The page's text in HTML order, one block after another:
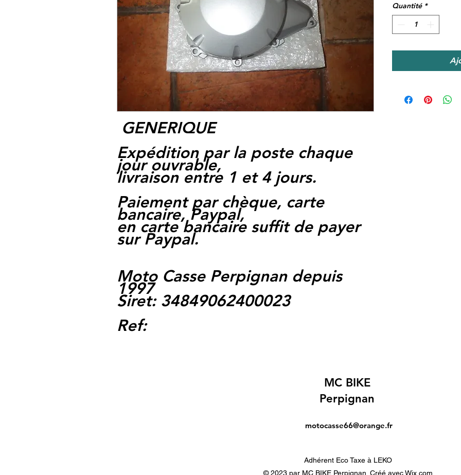
GENERIQUE
Expédition par la poste chaque
jour ouvrable,
livraison entre 1 et 4 jours.
Paiement par chèque, carte
bancaire, Paypal,
en carte bancaire suffit de payer
sur Paypal.
Moto Casse Perpignan depuis
1997
Siret: 34849062400023
Ref:
Quantité *
MC BIKE
Perpignan
motocasse66@orange.fr
Adhérent Eco Taxe à LEKO
© 2023 par MC BIKE Perpignan. Créé avec Wix.com